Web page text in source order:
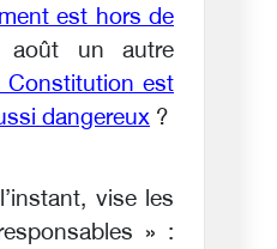
est hors de
un autre
Constitution est
dangereux ?
vise les
» :